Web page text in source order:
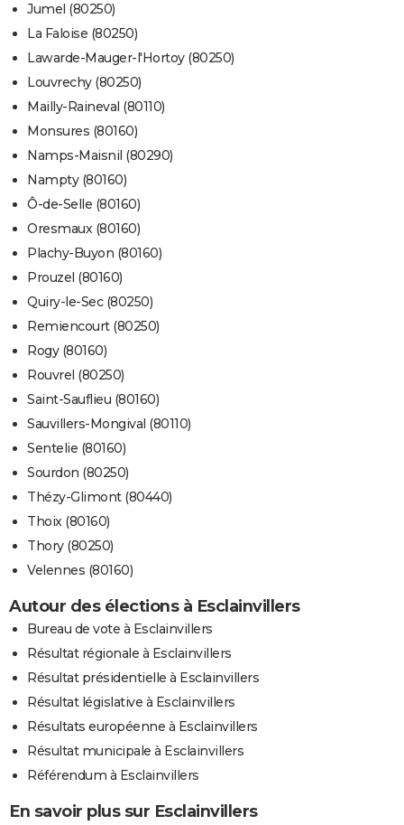
Jumel (80250)
La Faloise (80250)
Lawarde-Mauger-l'Hortoy (80250)
Louvrechy (80250)
Mailly-Raineval (80110)
Monsures (80160)
Namps-Maisnil (80290)
Nampty (80160)
Ô-de-Selle (80160)
Oresmaux (80160)
Plachy-Buyon (80160)
Prouzel (80160)
Quiry-le-Sec (80250)
Remiencourt (80250)
Rogy (80160)
Rouvrel (80250)
Saint-Sauflieu (80160)
Sauvillers-Mongival (80110)
Sentelie (80160)
Sourdon (80250)
Thézy-Glimont (80440)
Thoix (80160)
Thory (80250)
Velennes (80160)
Autour des élections à Esclainvillers
Bureau de vote à Esclainvillers
Résultat régionale à Esclainvillers
Résultat présidentielle à Esclainvillers
Résultat législative à Esclainvillers
Résultats européenne à Esclainvillers
Résultat municipale à Esclainvillers
Référendum à Esclainvillers
En savoir plus sur Esclainvillers